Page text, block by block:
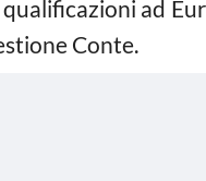
ad
Conte.